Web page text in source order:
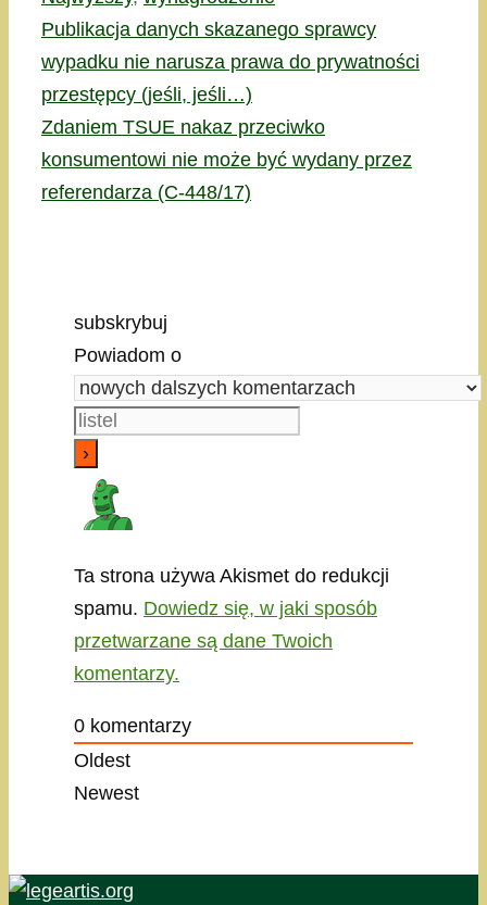
Publikacja danych skazanego sprawcy
wypadku nie narusza prawa do prywatności
przestępcy (jeśli, jeśli…)
Zdaniem TSUE nakaz przeciwko
konsumentowi nie może być wydany przez
referendarza (C-448/17)
subskrybuj
Powiadom o
Ta strona używa Akismet do redukcji
spamu. Dowiedz się, w jaki sposób
przetwarzane są dane Twoich
komentarzy.
0 komentarzy
Oldest
Newest